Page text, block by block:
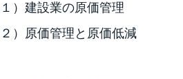
１）建設業の原価管理
２）原価管理と原価低減